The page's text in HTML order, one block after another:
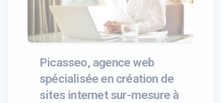
Picasseo, agence web
spécialisée en création de
sites internet sur-mesure à